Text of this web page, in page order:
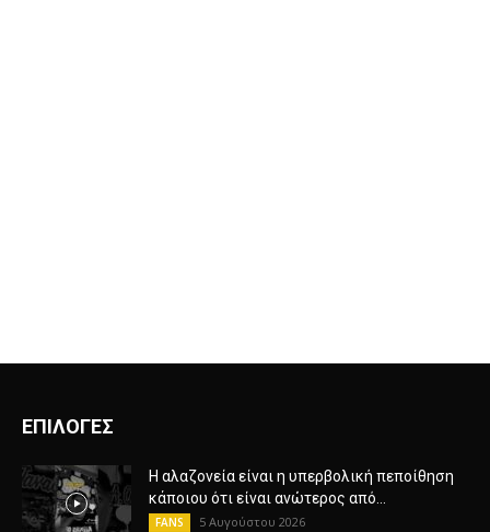
ΕΠΙΛΟΓΕΣ
Η αλαζονεία είναι η υπερβολική πεποίθηση
κάποιου ότι είναι ανώτερος από...
FANS 5 Αυγούστου 2026